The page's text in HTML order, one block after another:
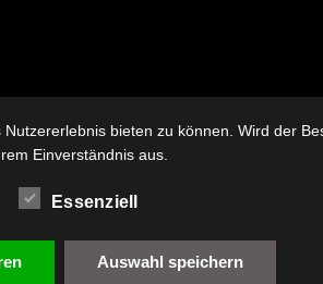
bieten zu können. Wird der
Einverständnis aus.
Essenziell
Auswahl speichern